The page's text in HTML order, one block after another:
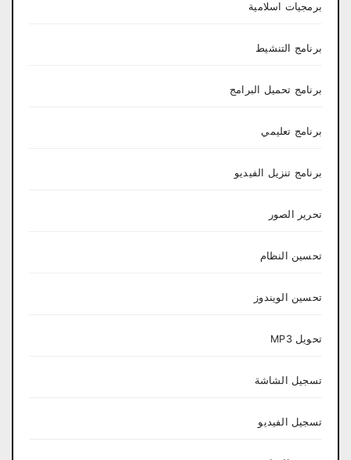
برمجيات اسلامية
برنامج التنشيط
برنامج تحميل البرامج
برنامج تعليمي
برنامج تنزيل الفيديو
تحرير الصور
تحسين النظام
تحسين الويندوز
تحويل MP3
تسجيل الشاشة
تسجيل الفيديو